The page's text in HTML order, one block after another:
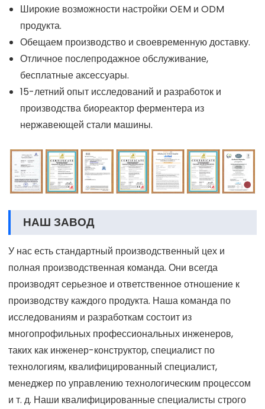
Широкие возможности настройки OEM и ODM
продукта.
Обещаем производство и своевременную доставку.
Отличное послепродажное обслуживание,
бесплатные аксессуары.
15-летний опыт исследований и разработок и
производства биореактор ферментера из
нержавеющей стали машины.
НАШ ЗАВОД
У нас есть стандартный производственный цех и
полная производственная команда. Они всегда
производят серьезное и ответственное отношение к
производству каждого продукта. Наша команда по
исследованиям и разработкам состоит из
многопрофильных профессиональных инженеров,
таких как инженер-конструктор, специалист по
технологиям, квалифицированный специалист,
менеджер по управлению технологическим процессом
и т. д. Наши квалифицированные специалисты строго